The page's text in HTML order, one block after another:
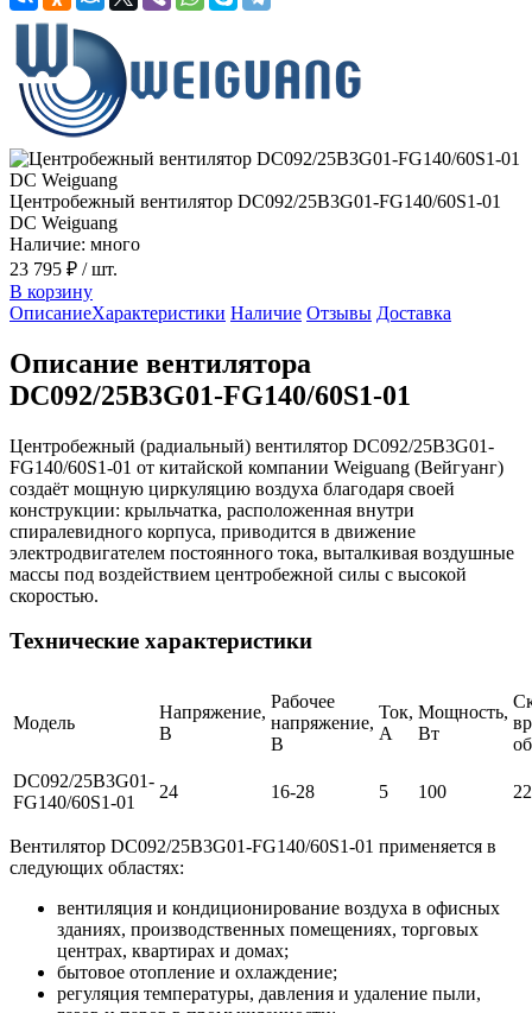
Центробежный вентилятор DC092/25B3G01-FG140/60S1-01
DC Weiguang
Наличие: много
23 795 ₽ / шт.
В корзину
ОписаниеХарактеристики Наличие Отзывы Доставка
Описание вентилятора
DC092/25B3G01-FG140/60S1-01
Центробежный (радиальный) вентилятор DC092/25B3G01-
FG140/60S1-01 от китайской компании Weiguang (Вейгуанг)
создаёт мощную циркуляцию воздуха благодаря своей
конструкции: крыльчатка, расположенная внутри
спиралевидного корпуса, приводится в движение
электродвигателем постоянного тока, выталкивая воздушные
массы под воздействием центробежной силы с высокой
скоростью.
Технические характеристики
Модель
Напряжение,
В
Рабочее
напряжение,
В
Ток,
А
Мощность,
Вт
DC092/25B3G01-
FG140/60S1-01
24 16-28 5 100
Вентилятор DC092/25B3G01-FG140/60S1-01 применяется в
следующих областях:
вентиляция и кондиционирование воздуха в офисных
зданиях, производственных помещениях, торговых
центрах, квартирах и домах;
бытовое отопление и охлаждение;
регуляция температуры, давления и удаление пыли,